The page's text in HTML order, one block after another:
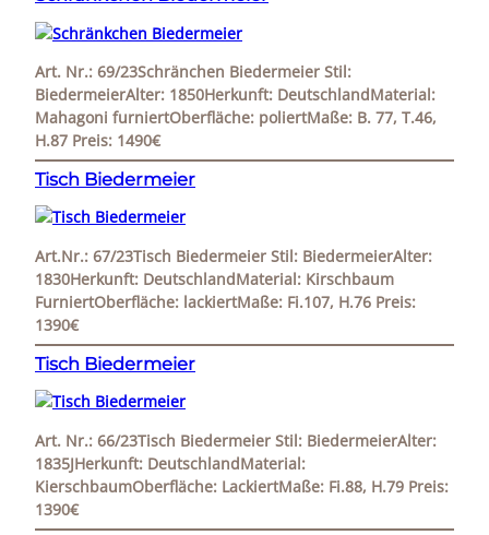
Art. Nr.: 69/23Schränchen Biedermeier Stil:
BiedermeierAlter: 1850Herkunft: DeutschlandMaterial:
Mahagoni furniertOberfläche: poliertMaße: B. 77, T.46,
H.87 Preis: 1490€
Tisch Biedermeier
Art.Nr.: 67/23Tisch Biedermeier Stil: BiedermeierAlter:
1830Herkunft: DeutschlandMaterial: Kirschbaum
FurniertOberfläche: lackiertMaße: Fi.107, H.76 Preis:
1390€
Tisch Biedermeier
Art. Nr.: 66/23Tisch Biedermeier Stil: BiedermeierAlter:
1835JHerkunft: DeutschlandMaterial:
KierschbaumOberfläche: LackiertMaße: Fi.88, H.79 Preis:
1390€